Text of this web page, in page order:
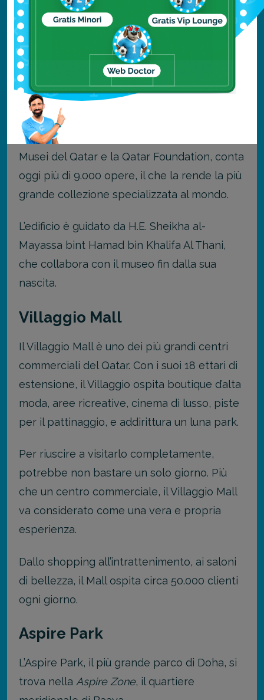
Il museo è dotato di una collezione
permanente che riprende alcune delle
tematiche chiave della cultura islamica, e un
programma variabile di mostre temporanee
che cambiano a seconda degli artisti e del
periodo.
La collezione Mathaf, in comproprietà tra i
Musei del Qatar e la Qatar Foundation, conta
oggi più di 9.000 opere, il che la rende la più
grande collezione specializzata al mondo.
L’edificio è guidato da H.E. Sheikha al-
Mayassa bint Hamad bin Khalifa Al Thani,
che collabora con il museo fin dalla sua
nascita.
Villaggio Mall
Il Villaggio Mall è uno dei più grandi centri
commerciali del Qatar. Con i suoi 18 ettari di
estensione, il Villaggio ospita boutique d’alta
moda, aree ricreative, cinema di lusso, piste
per il pattinaggio, e addirittura un luna park.
Per riuscire a visitarlo completamente,
potrebbe non bastare un solo giorno. Più
che un centro commerciale, il Villaggio Mall
va considerato come una vera e propria
esperienza.
Dallo shopping all’intrattenimento, ai saloni
di bellezza, il Mall ospita circa 50.000 clienti
ogni giorno.
Aspire Park
L’Aspire Park, il più grande parco di Doha, si
trova nella Aspire Zone, il quartiere